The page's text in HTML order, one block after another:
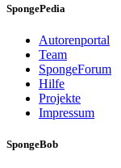
SpongePedia
Autorenportal
Team
SpongeForum
Hilfe
Projekte
Impressum
SpongeBob